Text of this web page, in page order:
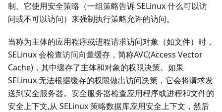
制。它使用安全策略（一组策略告诉 SELinux 什么可以访
问或不可以访问）来强制执行策略允许的访问。
当称为主体的应用程序或进程请求访问对象（如文件）时，
SELinux 会检查访问向量缓存，简称AVC(Access Vector
Cache)，其中缓存了主体和对象的权限决策。如果
SELinux 无法根据缓存的权限做出访问决策，它会将请求发
送到安全服务器。安全服务器检查应用程序或进程和文件的
安全上下文,从 SELinux 策略数据库应用安全上下文，然后